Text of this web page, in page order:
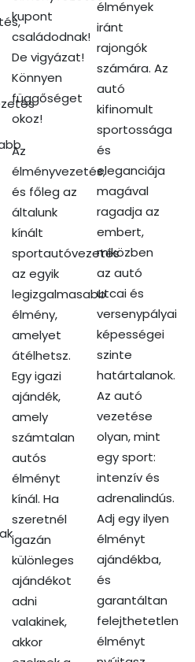
kupont
családodnak!
De vigyázat!
Könnyen
függőséget
okoz!
Az
élményvezetés,
és főleg az
általunk
kínált
sportautóvezetés
az egyik
legizgalmasabb
élmény,
amelyet
átélhetsz.
Egy igazi
ajándék,
amely
számtalan
autós
élményt
kínál. Ha
szeretnél
igazán
különleges
ajándékot
adni
valakinek,
akkor
élmények
iránt
rajongók
számára. Az
autó
kifinomult
sportossága
és
eleganciája
magával
ragadja az
embert,
miközben
az autó
utcai és
versenypályai
képességei
szinte
határtalanok.
Az autó
vezetése
olyan, mint
egy sport:
intenzív és
adrenalindús.
Adj egy ilyen
élményt
ajándékba,
és
garantáltan
felejthetetlen
élményt